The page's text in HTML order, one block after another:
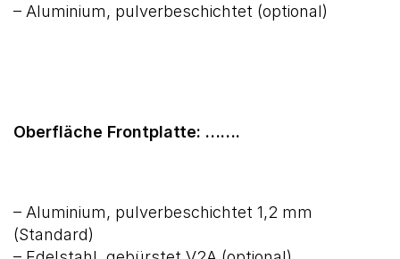
– Aluminium, pulverbeschichtet (optional)
Oberfläche Frontplatte: …….
– Aluminium, pulverbeschichtet 1,2 mm
(Standard)